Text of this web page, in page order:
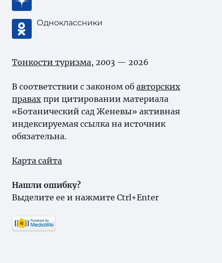
Одноклассники
Тонкости туризма, 2003 — 2026
В соответствии с законом об авторских
правах при цитировании материала
«Ботанический сад Женевы» активная
индексируемая ссылка на источник
обязательна.
Карта сайта
Нашли ошибку?
Выделите ее и нажмите Ctrl+Enter